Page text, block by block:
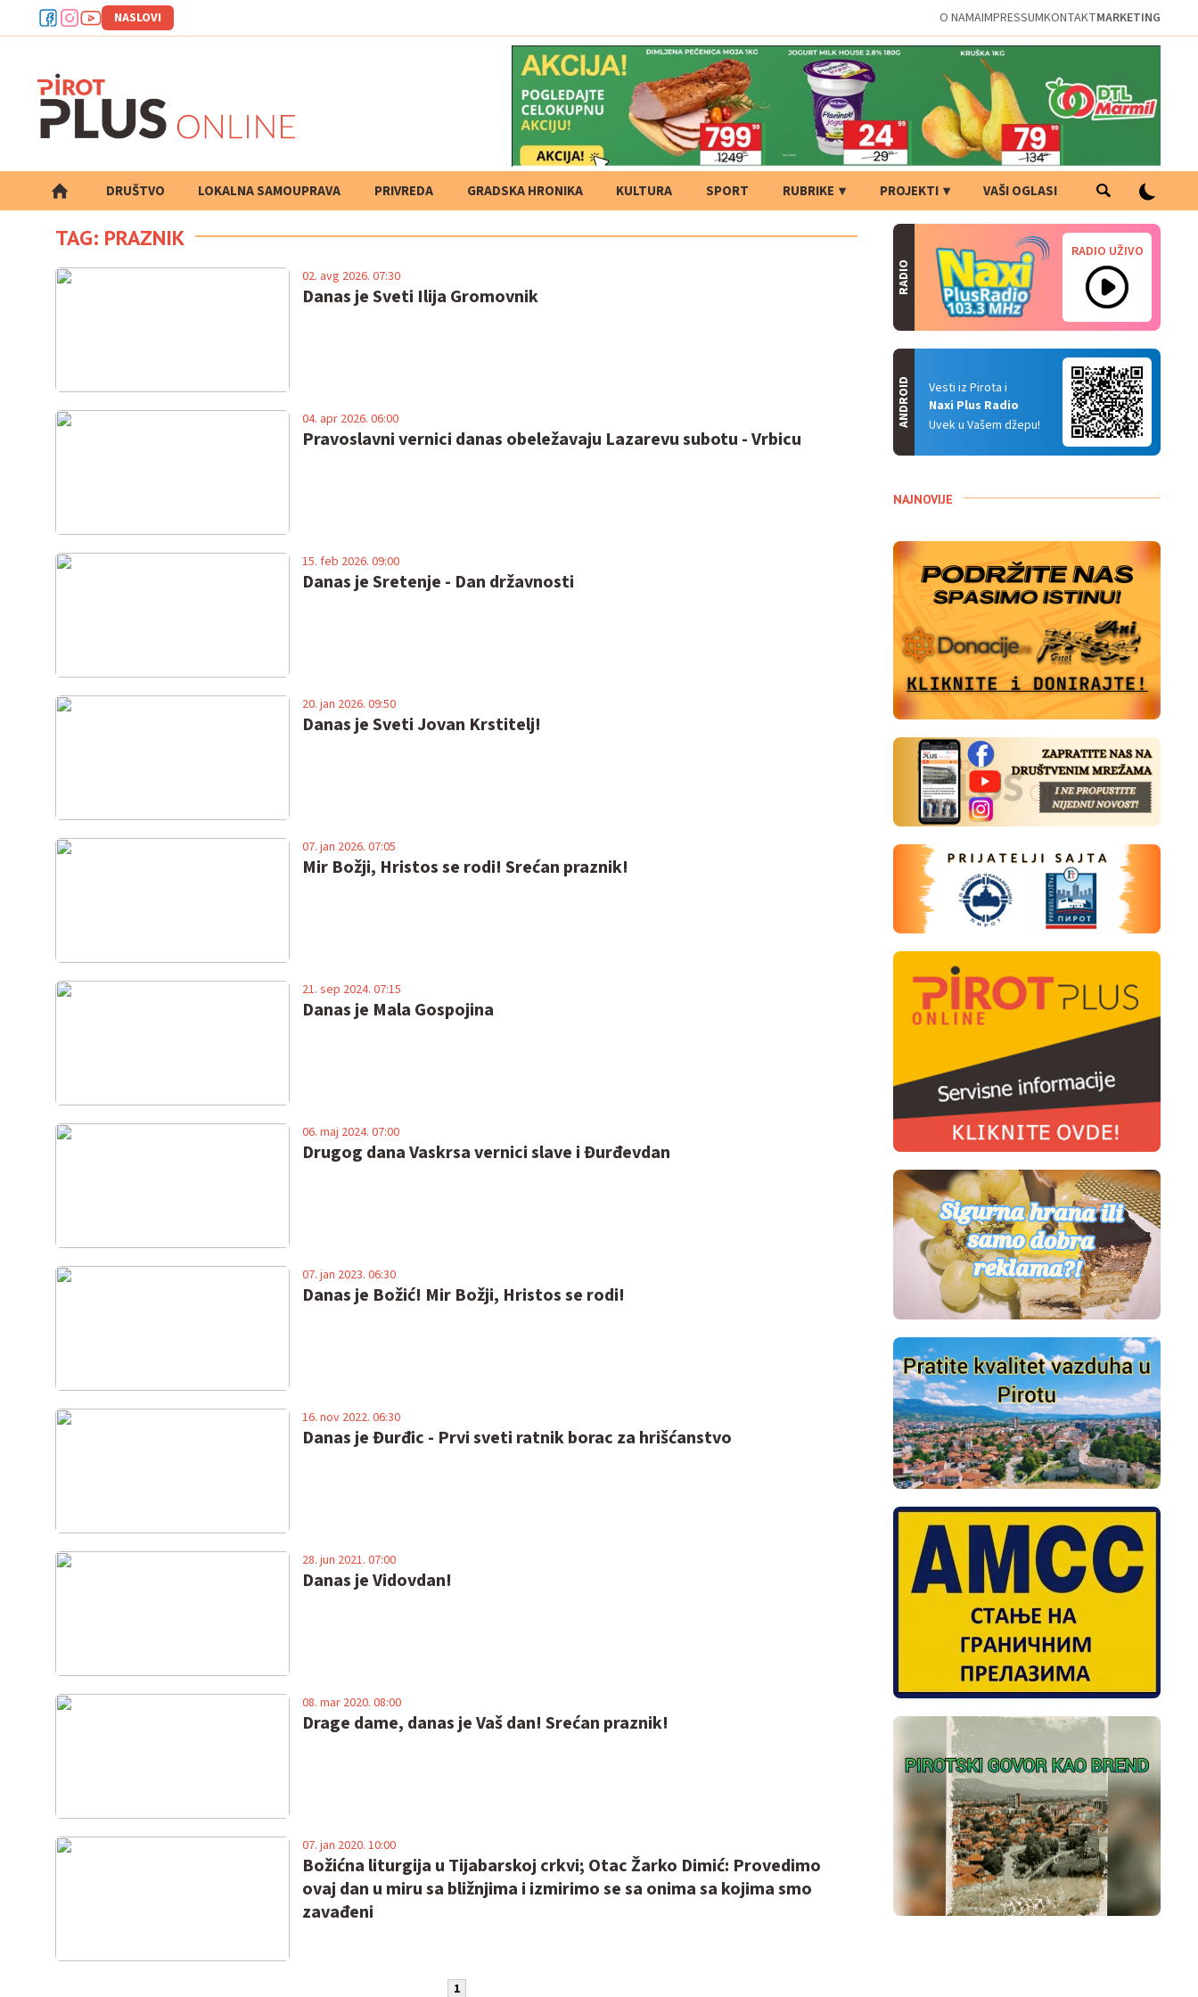
NASLOVI O NAMAIMPRESSUMKONTAKTMARKETING
DRUŠTVO LOKALNA SAMOUPRAVA PRIVREDA GRADSKA HRONIKA KULTURA SPORT RUBRIKE PROJEKTI VAŠI OGLASI
PRETRAGA
TAG: PRAZNIK
Danas je Sveti Ilija Gromovnik
02. avg 2026. 07:30
Pravoslavni vernici danas obeležavaju Lazarevu subotu - Vrbicu
04. apr 2026. 06:00
Danas je Sretenje - Dan državnosti
15. feb 2026. 09:00
Danas je Sveti Jovan Krstitelj!
20. jan 2026. 09:50
Mir Božji, Hristos se rodi! Srećan praznik!
07. jan 2026. 07:05
Danas je Mala Gospojina
21. sep 2024. 07:15
Drugog dana Vaskrsa vernici slave i Đurđevdan
06. maj 2024. 07:00
Danas je Božić! Mir Božji, Hristos se rodi!
07. jan 2023. 06:30
Danas je Đurđic - Prvi sveti ratnik borac za hrišćanstvo
16. nov 2022. 06:30
Danas je Vidovdan!
28. jun 2021. 07:00
Drage dame, danas je Vaš dan! Srećan praznik!
08. mar 2020. 08:00
Božićna liturgija u Tijabarskoj crkvi; Otac Žarko Dimić: Provedimo
ovaj dan u miru sa bližnjima i izmirimo se sa onima sa kojima smo
zavađeni
07. jan 2020. 10:00
1
RADIO
RADIO UŽIVO
Vesti iz Pirota i
Naxi Plus Radio
Uvek u Vašem džepu!
ANDROID
NAJNOVIJE